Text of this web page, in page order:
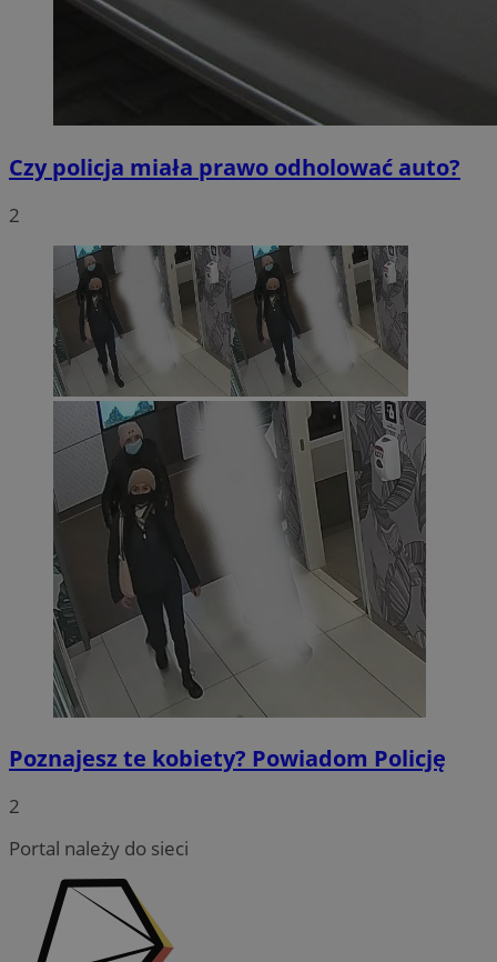
Czy policja miała prawo odholować auto?
2
Poznajesz te kobiety? Powiadom Policję
2
Portal należy do sieci